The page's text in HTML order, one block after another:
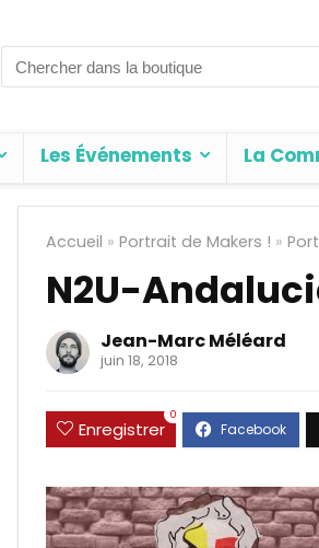
Search
for:
Les Événements La
Accueil » Portrait de Makers ! »
N2U-
Jean-Marc Méléard
juin 18, 2018
Enregistrer
0